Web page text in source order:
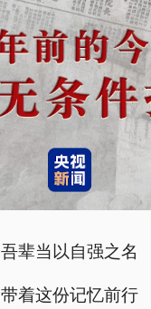
吾辈当以自强之名
带着这份记忆前行